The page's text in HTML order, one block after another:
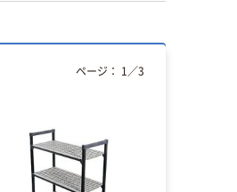
ページ： 1 ／3